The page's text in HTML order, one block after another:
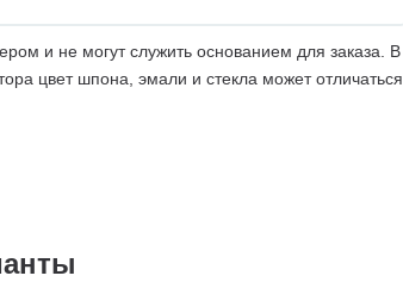
и не могут служить основанием для заказа. В
цвет шпона, эмали и стекла может отличаться